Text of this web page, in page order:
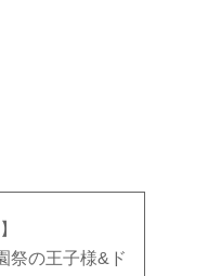
祭の王子様&ド